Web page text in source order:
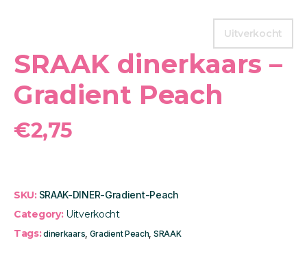
Uitverkocht
SRAAK dinerkaars –
Gradient Peach
€2,75
SKU: SRAAK-DINER-Gradient-Peach
Category: Uitverkocht
Tags:dinerkaars, Gradient Peach, SRAAK